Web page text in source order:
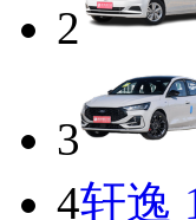
2
3
4轩逸